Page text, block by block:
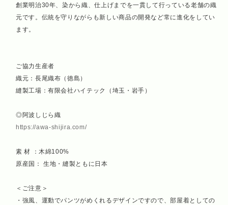
創業明治30年、染から織、仕上げまでを一貫して行っている老舗の織
元です。伝統を守りながらも新しい商品の開発など常に進化をしてい
ます。
ご協力生産者
織元：長尾織布（徳島）
縫製工場：有限会社ハイテック（埼玉・岩手）
◎阿波しじら織
https://awa-shijira.com/
素 材 ：木綿100%
原産国： 生地・縫製ともに日本
＜ご注意＞
・強風、運動でパンツがめくれるデザインですので、部屋着としての